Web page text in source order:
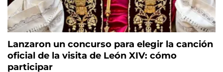
Lanzaron un concurso para elegir la canción
oficial de la visita de León XIV: cómo
participar